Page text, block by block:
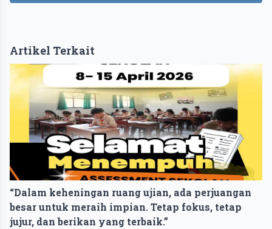
Artikel Terkait
“Dalam keheningan ruang ujian, ada perjuangan
besar untuk meraih impian. Tetap fokus, tetap
jujur, dan berikan yang terbaik.”